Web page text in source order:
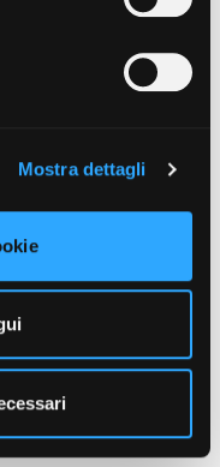
cliccando qui.
Mostra dettagli